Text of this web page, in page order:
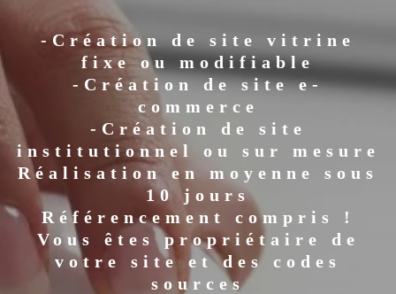
-Création de site vitrine
fixe ou modifiable
-Création de site e-
commerce
-Création de site
institutionnel ou sur mesure
Réalisation en moyenne sous
10 jours
Référencement compris !
Vous êtes propriétaire de
votre site et des codes
sources